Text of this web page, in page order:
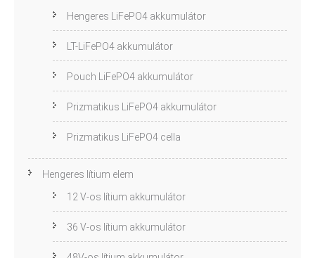
Hengeres LiFePO4 akkumulátor
LT-LiFePO4 akkumulátor
Pouch LiFePO4 akkumulátor
Prizmatikus LiFePO4 akkumulátor
Prizmatikus LiFePO4 cella
Hengeres lítium elem
12 V-os lítium akkumulátor
36 V-os lítium akkumulátor